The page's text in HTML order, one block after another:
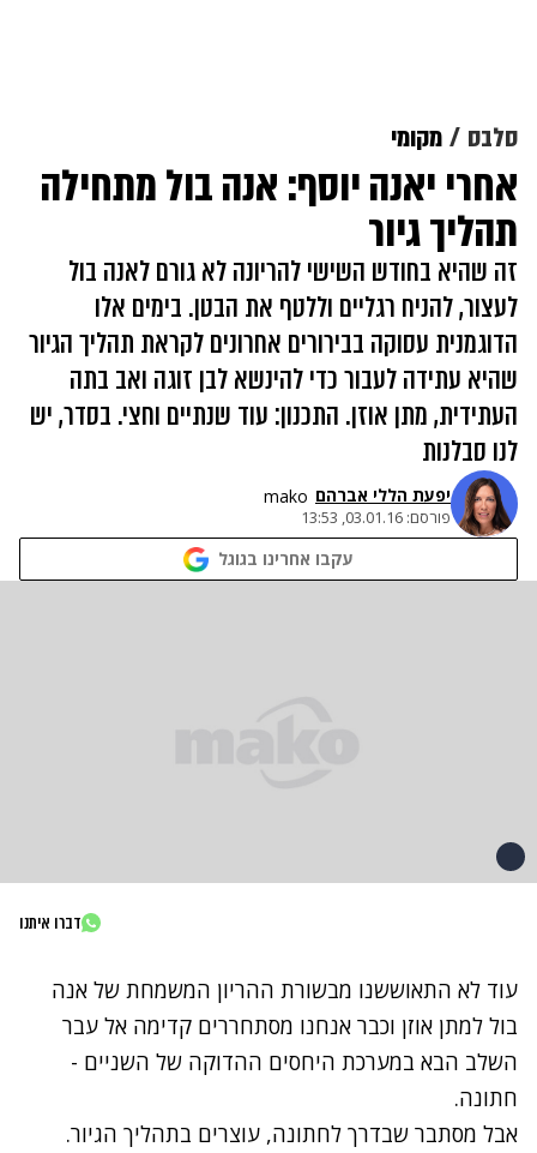
סלבס מקומי
אחרי יאנה יוסף: אנה בול מתחילה
תהליך גיור
זה שהיא בחודש השישי להריונה לא גורם לאנה בול
לעצור, להניח רגליים וללטף את הבטן. בימים אלו
הדוגמנית עסוקה בבירורים אחרונים לקראת תהליך הגיור
שהיא עתידה לעבור כדי להינשא לבן זוגה ואב בתה
העתידית, מתן אוזן. התכנון: עוד שנתיים וחצי. בסדר, יש
לנו סבלנות
יפעת הללי אברהם mako
פורסם: 03.01.16, 13:53
עקבו אחרינו בגוגל
דברו איתנו
עוד לא התאוששנו מבשורת ההריון המשמחת של אנה
בול למתן אוזן וכבר אנחנו מסתחררים קדימה אל עבר
השלב הבא במערכת היחסים ההדוקה של השניים -
חתונה.
אבל מסתבר שבדרך לחתונה, עוצרים בתהליך הגיור.